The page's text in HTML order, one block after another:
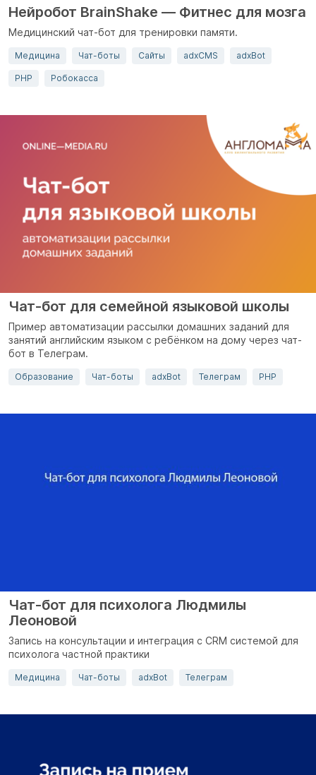
Нейробот BrainShake — Фитнес для мозга
Медицинский чат-бот для тренировки памяти.
Медицина Чат-боты Сайты adxCMS adxBot
PHP Робокасса
Чат-бот для семейной языковой школы
Пример автоматизации рассылки домашних заданий для
занятий английским языком с ребёнком на дому через чат-
бот в Телеграм.
Образование Чат-боты adxBot Телеграм PHP
Чат-бот для психолога Людмилы
Леоновой
Запись на консультации и интеграция с CRM системой для
психолога частной практики
Медицина Чат-боты adxBot Телеграм